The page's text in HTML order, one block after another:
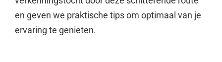
en geven we praktische tips om optimaal van je
ervaring te genieten.